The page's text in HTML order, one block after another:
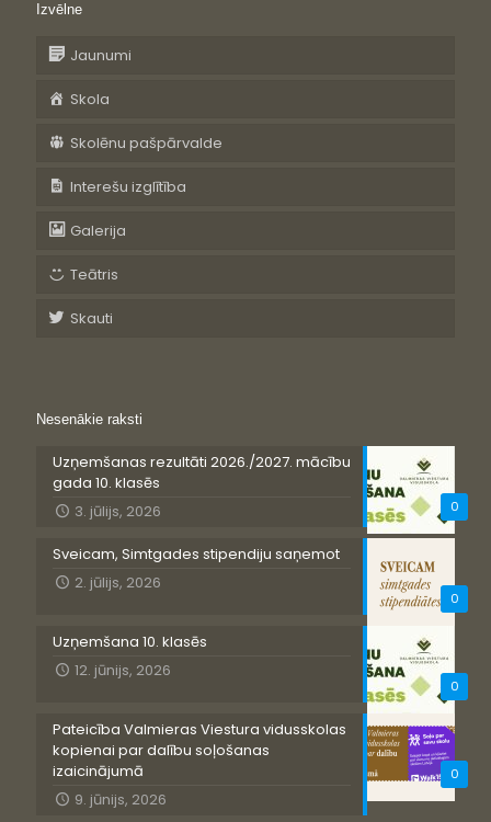
Izvēlne
Jaunumi
Skola
Skolēnu pašpārvalde
Interešu izglītība
Galerija
Teātris
Skauti
Nesenākie raksti
0
Uzņemšanas rezultāti 2026./2027. mācību
gada 10. klasēs
3. jūlijs, 2026
0
Sveicam, Simtgades stipendiju saņemot
2. jūlijs, 2026
0
Uzņemšana 10. klasēs
12. jūnijs, 2026
0
Pateicība Valmieras Viestura vidusskolas
kopienai par dalību soļošanas
izaicinājumā
9. jūnijs, 2026